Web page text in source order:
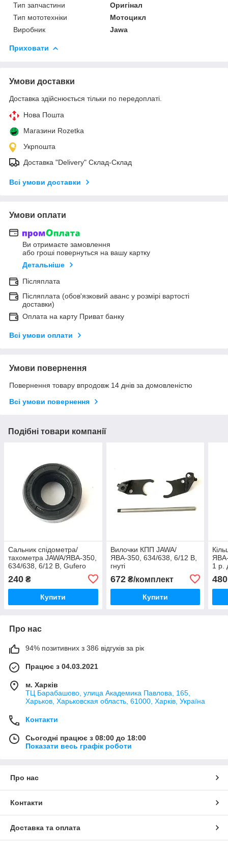
Тип запчастини
Оригінал
Тип мототехніки
Мотоцикл
Виробник
Jawa
Приховати
Умови доставки
Доставка здійснюється тільки по передоплаті.
Нова Пошта
Магазини Rozetka
Укрпошта
Доставка "Delivery" Склад-Склад
Всі умови доставки
Умови оплати
Ви отримаєте замовлення
або гроші повернуться на вашу картку
Детальніше
Післяплата
Післяплата (обов'язковий аванс у розмірі вартості
доставки)
Оплата на карту Приват банку
Всі умови оплати
Умови повернення
Повернення товару впродовж 14 днів за домовленістю
Всі умови повернення
Подібні товари компанії
Сальник спідометра/
тахометра JAWA/ЯВА-350,
634/638, 6/12 В, Gufero
240 ₴
Купити
Вилочки КПП JAWA/
ЯВА-350, 634/638, 6/12 В,
гнуті
672₴/комплект
Купити
1 р.
480
Про нас
94% позитивних з 386 відгуків за рік
Працює з 04.03.2021
м. Харків
ТЦ Барабашово, улица Академика Павлова, 165,
Харьков, Харьковская область, 61000, Харків, Україна
Контакти
Сьогодні працює з 08:00 до 18:00
Показати весь графік роботи
Про нас
Контакти
Доставка та оплата